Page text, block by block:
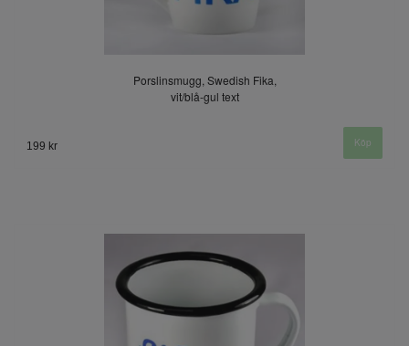
Porslinsmugg, Swedish Fika,
vit/blå-gul text
199 kr